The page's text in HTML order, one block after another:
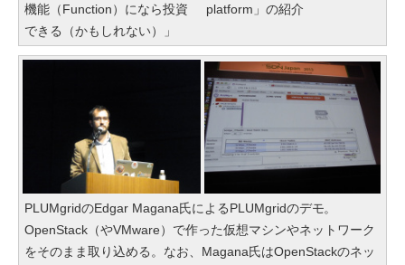
機能（Function）になら投資
できる（かもしれない）」
platform」の紹介
PLUMgridのEdgar Magana氏によるPLUMgridのデモ。
OpenStack（やVMware）で作った仮想マシンやネットワーク
をそのまま取り込める。なお、Magana氏はOpenStackのネッ